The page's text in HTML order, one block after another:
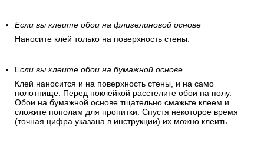
Если вы клеите обои на флизелиновой основе
Наносите клей только на поверхность стены.
Если вы клеите обои на бумажной основе
Клей наносится и на поверхность стены, и на само
полотнище. Перед поклейкой расстелите обои на полу.
Обои на бумажной основе тщательно смажьте клеем и
сложите пополам для пропитки. Спустя некоторое время
(точная цифра указана в инструкции) их можно клеить.